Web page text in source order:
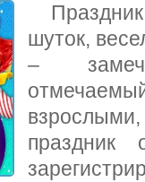
шуток,
–
праздник